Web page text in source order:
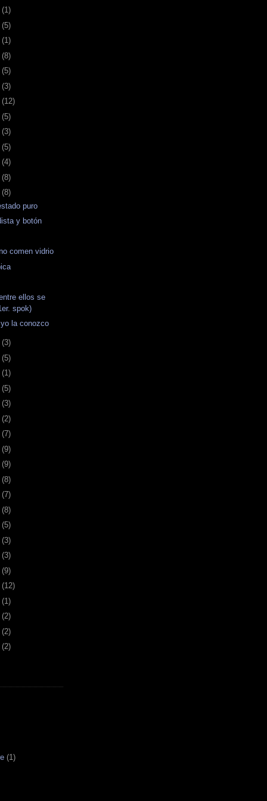
(1)
(5)
(1)
(8)
(5)
(3)
(12)
(5)
(3)
(5)
(4)
(8)
(8)
puro
y botón
comen vidrio
ellos se
spok)
la conozco
(3)
(5)
(1)
(5)
(3)
(2)
(7)
(9)
(9)
(8)
(7)
(8)
(5)
(3)
(3)
(9)
(12)
(1)
(2)
(2)
(2)
(1)